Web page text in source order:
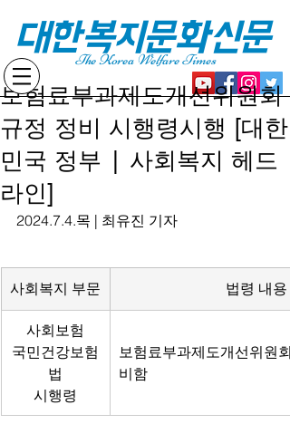
대한복지문화신문
The Korea Welfare Times
보험료부과제도개선위원회
규정 정비 시행령시행 [대한
민국 정부 | 사회복지 헤드
라인]
2024.7.4.목 | 최유진 기자
사회복지 부문 법령 내용
사회보험
국민건강보험
법
시행령
보험료부과제도개선위원
비함